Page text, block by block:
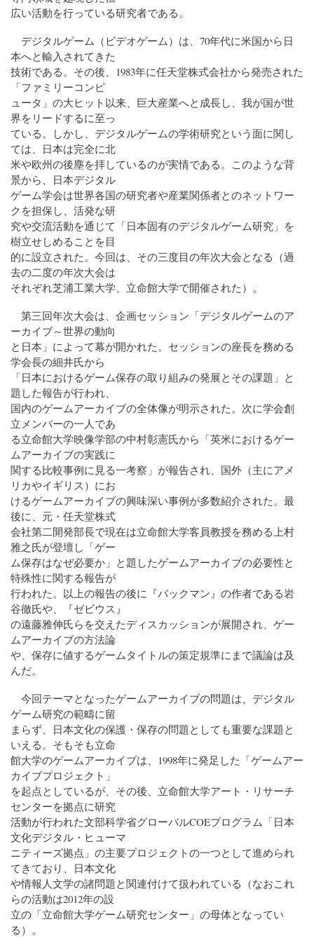
広い活動を行っている研究者である。
デジタルゲーム（ビデオゲーム）は、70年代に米国から日
本へと輸入されてきた
技術である。その後、1983年に任天堂株式会社から発売された
「ファミリーコンピ
ュータ」の大ヒット以来、巨大産業へと成長し、我が国が世
界をリードするに至っ
ている。しかし、デジタルゲームの学術研究という面に関し
ては、日本は完全に北
米や欧州の後塵を拝しているのが実情である。このような背
景から、日本デジタル
ゲーム学会は世界各国の研究者や産業関係者とのネットワー
クを担保し、活発な研
究や交流活動を通じて「日本固有のデジタルゲーム研究」を
樹立せしめることを目
的に設立された。今回は、その三度目の年次大会となる（過
去の二度の年次大会は
それぞれ芝浦工業大学、立命館大学で開催された）。
第三回年次大会は、企画セッション「デジタルゲームのア
ーカイブ～世界の動向
と日本」によって幕が開かれた。セッションの座長を務める
学会長の細井氏から
「日本におけるゲーム保存の取り組みの発展とその課題」と
題した報告が行われ、
国内のゲームアーカイブの全体像が明示された。次に学会創
立メンバーの一人であ
る立命館大学映像学部の中村彰憲氏から「英米におけるゲー
ムアーカイブの実践に
関する比較事例に見る一考察」が報告され、国外（主にアメ
リカやイギリス）にお
けるゲームアーカイブの興味深い事例が多数紹介された。最
後に、元・任天堂株式
会社第二開発部長で現在は立命館大学客員教授を務める上村
雅之氏が登壇し「ゲー
ム保存はなぜ必要か」と題したゲームアーカイブの必要性と
特殊性に関する報告が
行われた。以上の報告の後に『パックマン』の作者である岩
谷徹氏や、『ゼビウス』
の遠藤雅伸氏らを交えたディスカッションが展開され、ゲー
ムアーカイブの方法論
や、保存に値するゲームタイトルの策定規準にまで議論は及
んだ。
今回テーマとなったゲームアーカイブの問題は、デジタル
ゲーム研究の範疇に留
まらず、日本文化の保護・保存の問題としても重要な課題と
いえる。そもそも立命
館大学のゲームアーカイブは、1998年に発足した「ゲームアー
カイブプロジェクト」
を起点としているが、その後、立命館大学アート・リサーチ
センターを拠点に研究
活動が行われた文部科学省グローバルCOEプログラム「日本
文化デジタル・ヒューマ
ニティーズ拠点」の主要プロジェクトの一つとして進められ
てきており、日本文化
や情報人文学の諸問題と関連付けて扱われている（なおこれ
らの活動は2012年の設
立の「立命館大学ゲーム研究センター」の母体となってい
る）。